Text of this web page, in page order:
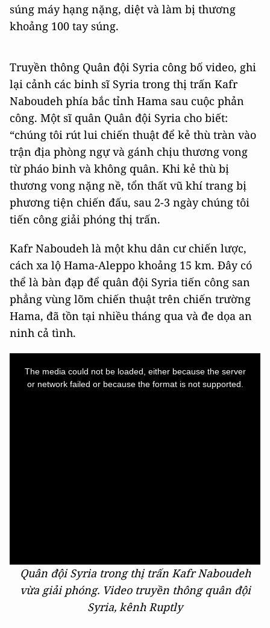
súng máy hạng nặng, diệt và làm bị thương
khoảng 100 tay súng.
Truyền thông Quân đội Syria công bố video, ghi
lại cảnh các binh sĩ Syria trong thị trấn Kafr
Naboudeh phía bắc tỉnh Hama sau cuộc phản
công. Một sĩ quân Quân đội Syria cho biết:
“chúng tôi rút lui chiến thuật để kẻ thù tràn vào
trận địa phòng ngự và gánh chịu thương vong
từ pháo binh và không quân. Khi kẻ thù bị
thương vong nặng nề, tổn thất vũ khí trang bị
phương tiện chiến đấu, sau 2-3 ngày chúng tôi
tiến công giải phóng thị trấn.
Kafr Naboudeh là một khu dân cư chiến lược,
cách xa lộ Hama-Aleppo khoảng 15 km. Đây có
thể là bàn đạp để quân đội Syria tiến công san
phẳng vùng lõm chiến thuật trên chiến trường
Hama, đã tồn tại nhiều tháng qua và đe dọa an
ninh cả tình.
The media could not be loaded, either because the server
or network failed or because the format is not supported.
Quân đội Syria trong thị trấn Kafr Naboudeh
vừa giải phóng. Video truyền thông quân đội
Syria, kênh Ruptly